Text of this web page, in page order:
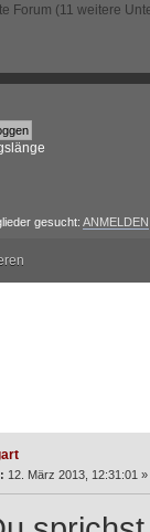
Forum (11 weitere
gesucht: ANMELDEN
12. März 2013, 12:31:01 »